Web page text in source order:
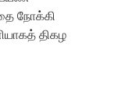
நோக்கி
திகழ